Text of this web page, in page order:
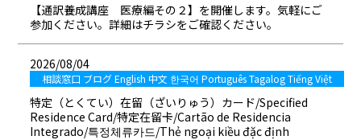
【通訳養成講座 医療編その２】を開催します。気軽にご
参加ください。詳細はチラシをご確認ください。
2026/08/04
相談窓口 ブログ English 中文 한국어 Português Tagalog Tiếng Việt
特定（とくてい）在留（ざいりゅう）カード/Specified
Residence Card/特定在留卡/Cartão de Residencia
Integrado/특정체류카드/Thẻ ngoại kiều đặc định